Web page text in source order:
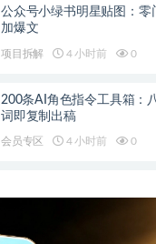
公众号小绿书明星贴图：零
加爆文
项目拆解 4 小时前 0
200条AI角色指令工具箱：
词即复制出稿
会员专区 4 小时前 0